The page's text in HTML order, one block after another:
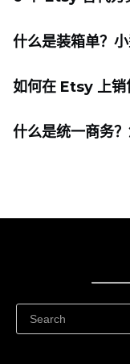
什么是装箱单？
如何在 Etsy 上销
什么是统一商务